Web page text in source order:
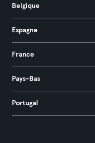
Belgique
Espagne
France
Pays-Bas
Portugal